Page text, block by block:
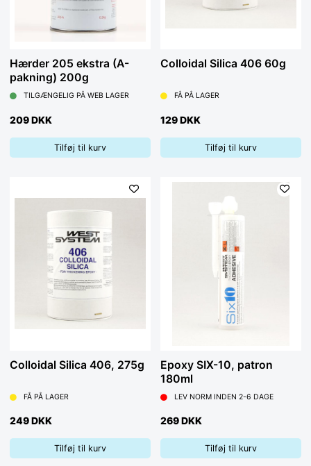
Hærder 205 ekstra (A-
pakning) 200g
TILGÆNGELIG PÅ WEB LAGER
209 DKK
Tilføj til kurv
Colloidal Silica 406 60g
FÅ PÅ LAGER
129 DKK
Tilføj til kurv
Colloidal Silica 406, 275g
FÅ PÅ LAGER
249 DKK
Tilføj til kurv
Epoxy SIX-10, patron
180ml
LEV NORM INDEN 2-6 DAGE
269 DKK
Tilføj til kurv